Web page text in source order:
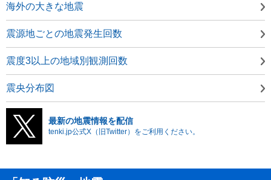
海外の大きな地震
震源地ごとの地震発生回数
震度3以上の地域別観測回数
震央分布図
最新の地震情報を配信
tenki.jp公式X（旧Twitter）をご利用ください。